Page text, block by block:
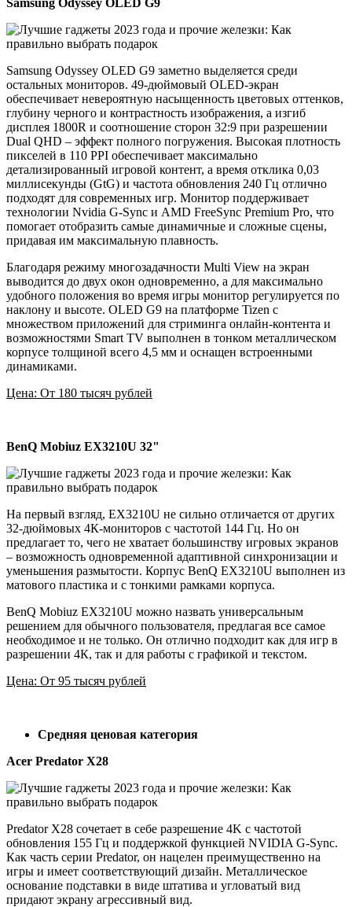
Samsung Odyssey OLED G9 заметно выделяется среди
остальных мониторов. 49-дюймовый OLED-экран
обеспечивает невероятную насыщенность цветовых оттенков,
глубину черного и контрастность изображения, а изгиб
дисплея 1800R и соотношение сторон 32:9 при разрешении
Dual QHD – эффект полного погружения. Высокая плотность
пикселей в 110 PPI обеспечивает максимально
детализированный игровой контент, а время отклика 0,03
миллисекунды (GtG) и частота обновления 240 Гц отлично
подходят для современных игр. Монитор поддерживает
технологии Nvidia G-Sync и AMD FreeSync Premium Pro, что
помогает отобразить самые динамичные и сложные сцены,
придавая им максимальную плавность.
Благодаря режиму многозадачности Multi View на экран
выводится до двух окон одновременно, а для максимально
удобного положения во время игры монитор регулируется по
наклону и высоте. OLED G9 на платформе Tizen с
множеством приложений для стриминга онлайн-контента и
возможностями Smart TV выполнен в тонком металлическом
корпусе толщиной всего 4,5 мм и оснащен встроенными
динамиками.
Цена: От 180 тысяч рублей
BenQ Mobiuz EX3210U 32"
На первый взгляд, EX3210U не сильно отличается от других
32-дюймовых 4К-мониторов с частотой 144 Гц. Но он
предлагает то, чего не хватает большинству игровых экранов
– возможность одновременной адаптивной синхронизации и
уменьшения размытости. Корпус BenQ EX3210U выполнен из
матового пластика и с тонкими рамками корпуса.
BenQ Mobiuz EX3210U можно назвать универсальным
решением для обычного пользователя, предлагая все самое
необходимое и не только. Он отлично подходит как для игр в
разрешении 4К, так и для работы с графикой и текстом.
Цена: От 95 тысяч рублей
Средняя ценовая категория
Acer Predator X28
Predator X28 сочетает в себе разрешение 4K с частотой
обновления 155 Гц и поддержкой функцией NVIDIA G-Sync.
Как часть серии Predator, он нацелен преимущественно на
игры и имеет соответствующий дизайн. Металлическое
основание подставки в виде штатива и угловатый вид
придают экрану агрессивный вид.